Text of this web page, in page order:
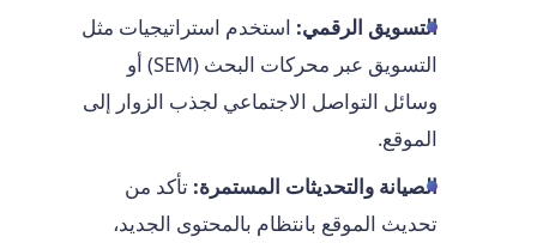
التسويق الرقمي: استخدم استراتيجيات مثل
التسويق عبر محركات البحث (SEM) أو
وسائل التواصل الاجتماعي لجذب الزوار إلى
الموقع.
الصيانة والتحديثات المستمرة: تأكد من
تحديث الموقع بانتظام بالمحتوى الجديد،